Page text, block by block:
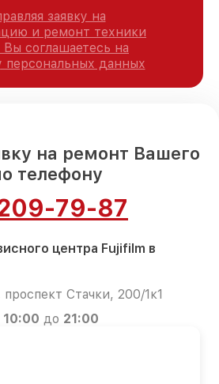
заявку на
и ремонт техники
Вы соглашаетесь на
персональных данных
на ремонт Вашего
телефону
79-87
центра Fujifilm в
Стачки, 200/1к1
10:00 до 21:00